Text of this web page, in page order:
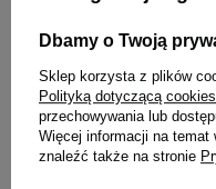
Do koszyka
Dbamy o Twoją
Sklep korzysta z plików
Polityką dotyczącą cookies
przechowywania lub
Więcej informacji na temat
znaleźć także na stronie